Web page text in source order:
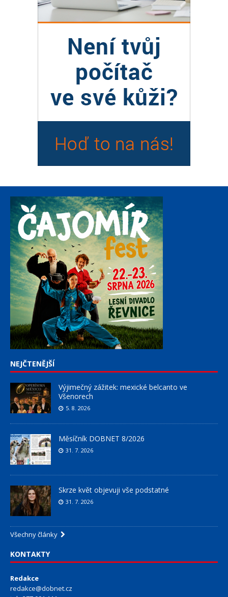
NEJČTENĚJŠÍ
Výjimečný zážitek: mexické belcanto ve
Všenorech
5. 8. 2026
Měsíčník DOBNET 8/2026
31. 7. 2026
Skrze květ objevuji vše podstatné
31. 7. 2026
Všechny články
KONTAKTY
Redakce
redakce@dobnet.cz